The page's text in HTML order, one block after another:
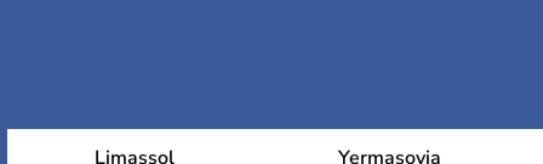
Limassol Yermasoyia